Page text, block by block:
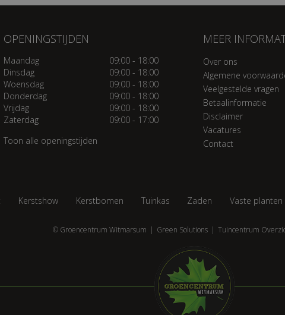
OPENINGSTIJDEN
Maandag
09:00 - 18:00
Dinsdag
09:00 - 18:00
Woensdag
09:00 - 18:00
Donderdag
09:00 - 18:00
Vrijdag
09:00 - 18:00
Zaterdag
09:00 - 17:00
Toon alle openingstijden
MEER
Over ons
Algemene
Veelgestelde vragen
Betaalinformatie
Disclaimer
Vacatures
Contact
Kerstshow Kerstbomen Tuinkas Zaden Vaste
© Groencentrum Witmarsum Green Solutions Tuincentrum